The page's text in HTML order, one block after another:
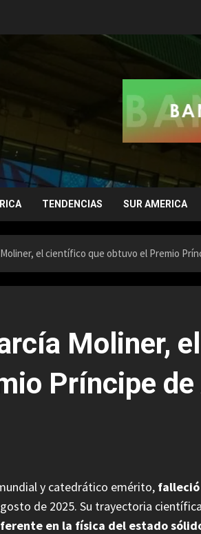
TENDENCIAS SUR AMERICA
el científico que obtuvo el Premio
Moliner,
Príncipe
y catedrático emérito,
de 2025. Su trayectoria
en la física del estado